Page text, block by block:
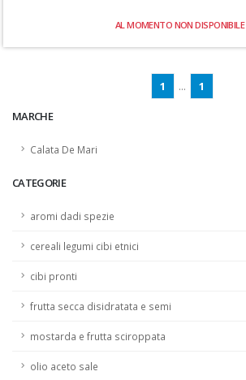
MARCHE
Calata De Mari
CATEGORIE
aromi dadi spezie
cereali legumi cibi etnici
cibi pronti
frutta secca disidratata e semi
mostarda e frutta sciroppata
olio aceto sale
AL MOMENTO NON DISPONIBILE
1 ... 1